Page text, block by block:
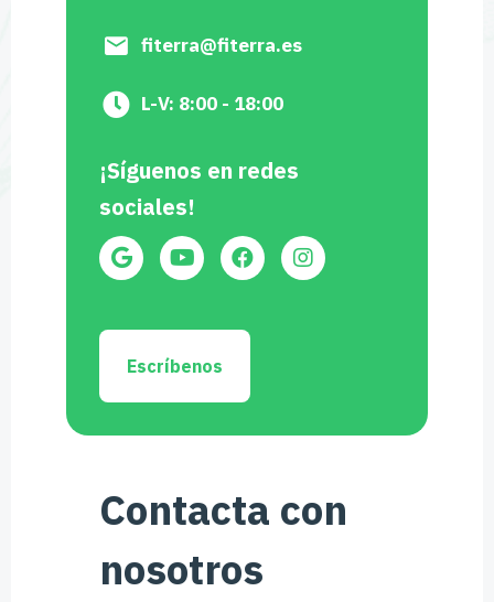
fiterra@fiterra.es
L-V: 8:00 - 18:00
¡Síguenos en redes
sociales!
Escríbenos
Contacta con
nosotros